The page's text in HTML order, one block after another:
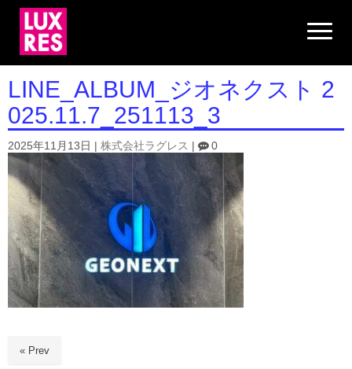
N
a
i
a
o
LINE_ALBUM_ジオネクスト 2
025.11.7_251113_3
2025年11月13日 株式会社ラグレス 0
« Prev